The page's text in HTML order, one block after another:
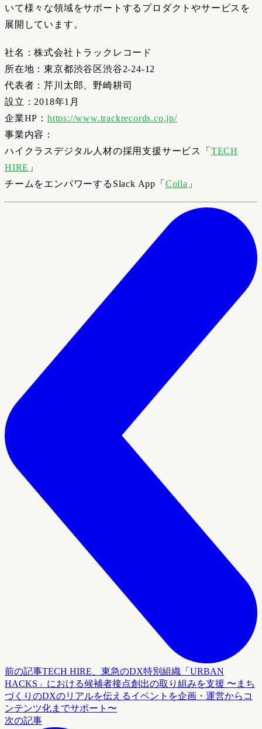
いて様々な領域をサポートするプロダクトやサービスを
展開しています。
社名：株式会社トラックレコード
所在地：東京都渋谷区渋谷2-24-12
代表者：芹川太郎、野崎耕司
設立：2018年1月
企業HP： https://www.trackrecords.co.jp/
事業内容：
ハイクラスデジタル人材の採用支援サービス「 TECH
HIRE 」
チームをエンパワーするSlack App「 Colla 」
前の記事TECH HIRE、東急のDX特別組織「URBAN
HACKS」における候補者接点創出の取り組みを支援 〜まち
づくりのDXのリアルを伝えるイベントを企画・運営からコ
ンテンツ化までサポート〜
次の記事